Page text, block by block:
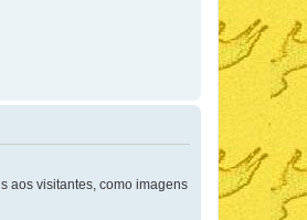
aos visitantes, como imagens